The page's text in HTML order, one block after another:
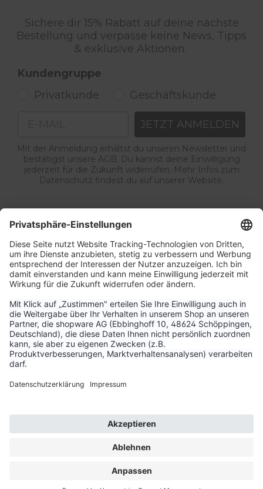
Sichere dir 15% Rabatt auf deine nächste
Bestellung und verpasse keine News, Tipps
& exklusive Aktionen.
Kundengruppe
Privatkunde
Geschäftskunde
JETZT ANMELDEN
Mit der Anmeldung erhältst du unseren Newsletter und
bestätigst unsere AGB. Du kannst deine Einwilligung
jederzeit für die Zukunft widerrufen. Mehr Infos zum
Datenschutz findest du auf unserer Website.
Unternehmen
Aktuelle Themen